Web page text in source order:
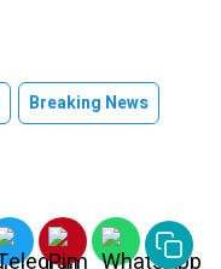
Breaking News